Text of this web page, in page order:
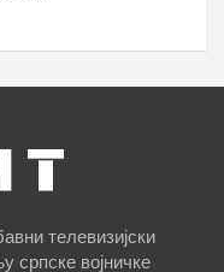
телевизијски
српске војничке